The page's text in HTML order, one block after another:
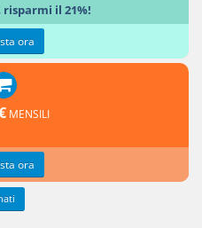
, risparmi il 21%!
ora
MENSILI
ora